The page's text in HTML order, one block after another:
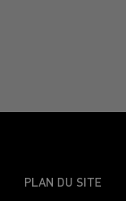
PLAN DU SITE